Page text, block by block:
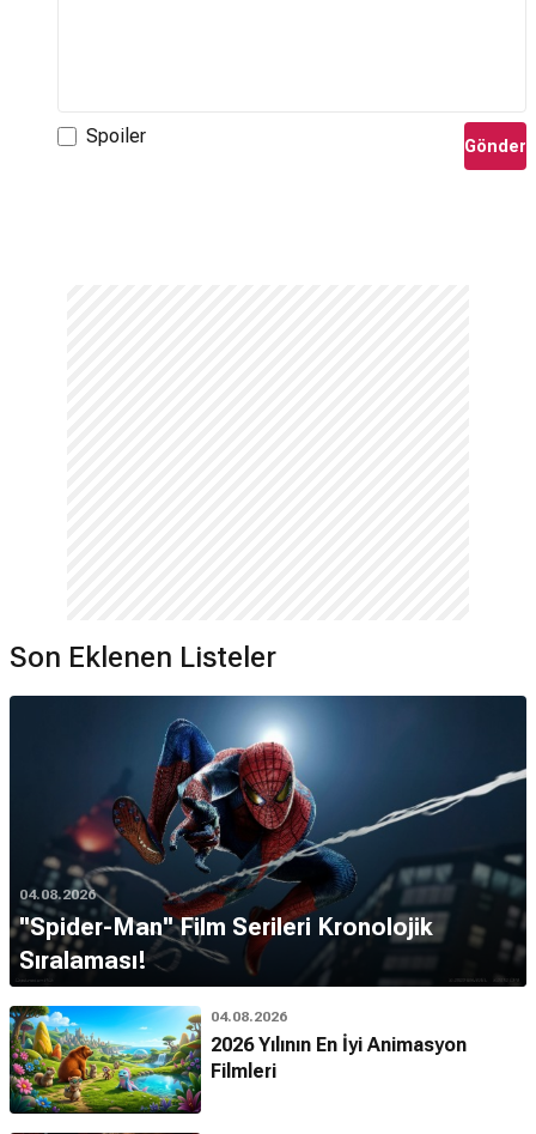
Spoiler Gönder
Son Eklenen Listeler
04.08.2026
''Spider-Man'' Film Serileri Kronolojik
Sıralaması!
04.08.2026
2026 Yılının En İyi Animasyon
Filmleri